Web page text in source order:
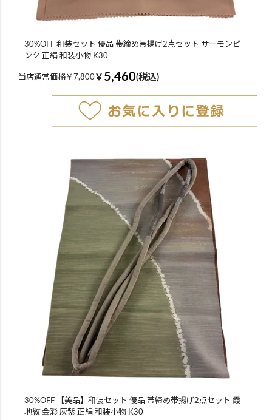
30%OFF 和装セット 優品 帯締め帯揚げ2点セット サーモンピ
ンク 正絹 和装小物 K30
当店通常価格￥7,800￥ 5,460(税込)
30%OFF 【美品】和装セット 優品 帯締め帯揚げ2点セット 霞
地紋 金彩 灰紫 正絹 和装小物 K30